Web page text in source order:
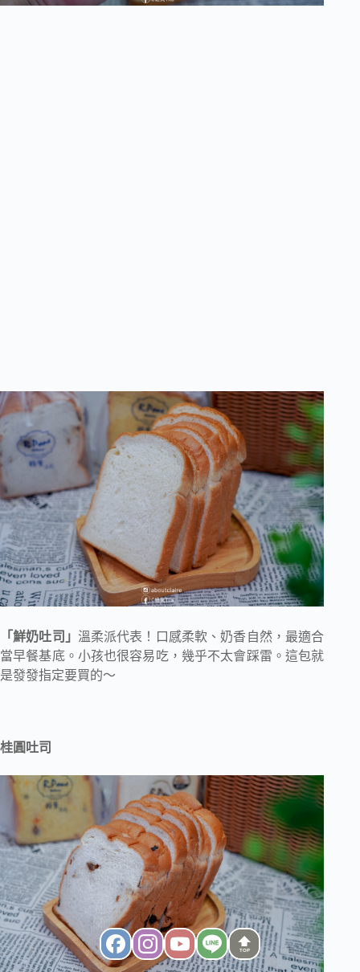
「鮮奶吐司」 溫柔派代表！口感柔軟、奶香自然，最適合
當早餐基底。小孩也很容易吃，幾乎不太會踩雷。這包就
是發發指定要買的～
桂圓吐司
TOP